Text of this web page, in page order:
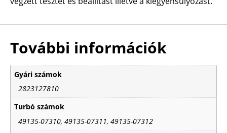
További információk
Gyári számok
2823127810
Turbó számok
49135-07310, 49135-07311, 49135-07312